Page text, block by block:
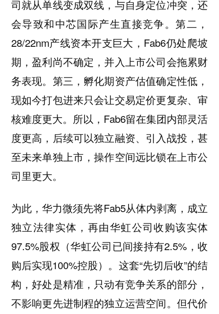
司就从单线变成双线，与自身定位冲突，还
会导致和中芯国际产生直接竞争。第二，
28/22nm产线资本开支巨大，Fab6仍处爬坡
期，盈利尚不确定，并入上市公司会拖累财
务表现。第三，孵化期资产估值确定性低，
现如今打包进来只会让交易定价更复杂、审
核难度更大。所以，Fab6留在集团内部灵活
度更高，后续可以独立融资、引入战投，甚
至未来单独上市，操作空间远比锁在上市公
司里更大。
为此，华力微须先将Fab5从体内剥离，成立
独立法律实体，再由华虹公司收购该实体
97.5%股权（华虹公司已间接持有2.5%，收
购后实现100%控股）。这套“先切后收”的结
构，好处是精准，只动有竞争关系的部分，
不影响更先进制程的独立运营空间。但代价